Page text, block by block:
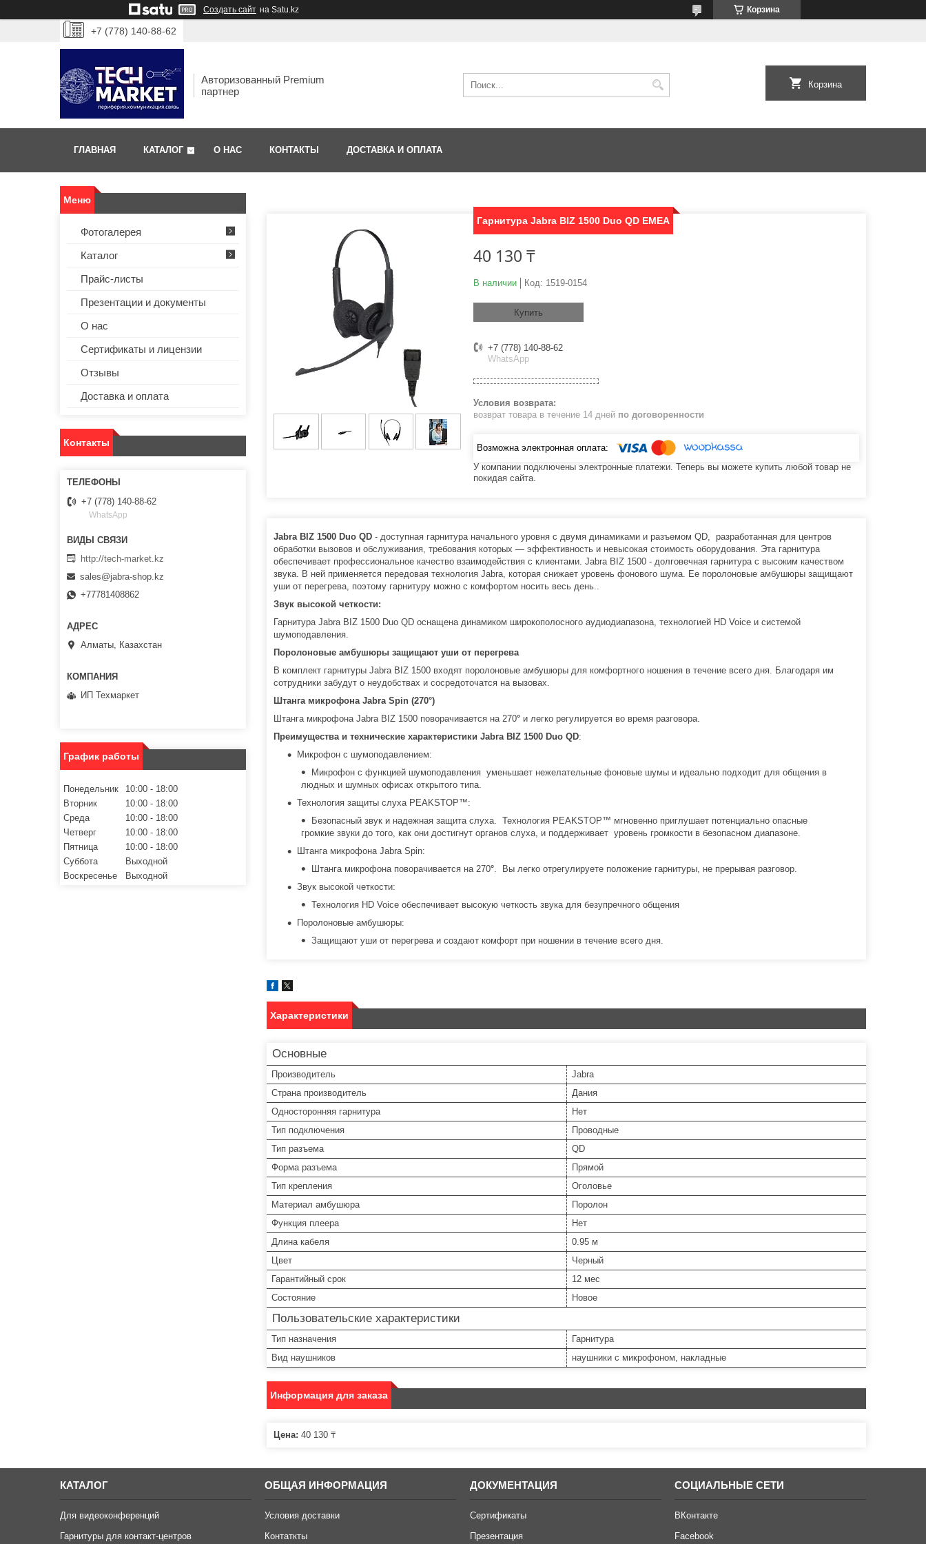
Создать сайт на Satu.kz Корзина
+7 (778) 140-88-62
Авторизованный Premium
партнер
Корзина
ГЛАВНАЯ КАТАЛОГ О НАС КОНТАКТЫ ДОСТАВКА И ОПЛАТА
Гарнитура Jabra BIZ 1500 Duo QD EMEA
40 130 ₸
В наличии Код: 1519-0154
Купить
+7 (778) 140-88-62
WhatsApp
возврат товара в течение 14 дней по договоренности
У компании подключены электронные платежи. Теперь вы можете купить любой товар не
покидая сайта.
Jabra BIZ 1500 Duo QD - доступная гарнитура начального уровня с двумя динамиками и разъемом QD, разработанная для центров
обработки вызовов и обслуживания, требования которых — эффективность и невысокая стоимость оборудования. Эта гарнитура
обеспечивает профессиональное качество взаимодействия с клиентами. Jabra BIZ 1500 - долговечная гарнитура с высоким качеством
звука. В ней применяется передовая технология Jabra, которая снижает уровень фонового шума. Ее поролоновые амбушюры защищают
уши от перегрева, поэтому гарнитуру можно с комфортом носить весь день..
Звук высокой четкости:
Гарнитура Jabra BIZ 1500 Duo QD оснащена динамиком широкополосного аудиодиапазона, технологией HD Voice и системой
шумоподавления.
Поролоновые амбушюры защищают уши от перегрева
В комплект гарнитуры Jabra BIZ 1500 входят поролоновые амбушюры для комфортного ношения в течение всего дня. Благодаря им
сотрудники забудут о неудобствах и сосредоточатся на вызовах.
Штанга микрофона Jabra Spin (270°)
Штанга микрофона Jabra BIZ 1500 поворачивается на 270° и легко регулируется во время разговора.
Преимущества и технические характеристики Jabra BIZ 1500 Duo QD:
Микрофон с шумоподавлением:
Микрофон с функцией шумоподавления уменьшает нежелательные фоновые шумы и идеально подходит для общения в
людных и шумных офисах открытого типа.
Технология защиты слуха PEAKSTOP™:
Безопасный звук и надежная защита слуха. Технология PEAKSTOP™ мгновенно приглушает потенциально опасные
громкие звуки до того, как они достигнут органов слуха, и поддерживает уровень громкости в безопасном диапазоне.
Штанга микрофона Jabra Spin:
Штанга микрофона поворачивается на 270° . Вы легко отрегулируете положение гарнитуры, не прерывая разговор.
Звук высокой четкости:
Технология HD Voice обеспечивает высокую четкость звука для безупречного общения
Поролоновые амбушюры:
Защищают уши от перегрева и создают комфорт при ношении в течение всего дня.
Характеристики
Основные
Производитель
Jabra
Страна производитель
Дания
Односторонняя гарнитура
Нет
Тип подключения
Проводные
Тип разъема
QD
Форма разъема
Прямой
Тип крепления
Оголовье
Материал амбушюра
Поролон
Функция плеера
Нет
Длина кабеля
0.95 м
Цвет
Черный
Гарантийный срок
12 мес
Состояние
Новое
Пользовательские характеристики
Тип назначения
Гарнитура
Вид наушников
наушники с микрофоном, накладные
Информация для заказа
Цена: 40 130 ₸
Фотогалерея
Каталог
Прайс-листы
Презентации и документы
О нас
Сертификаты и лицензии
Отзывы
Доставка и оплата
Контакты
+7 (778) 140-88-62
WhatsApp
http://tech-market.kz
sales@jabra-shop.kz
+77781408862
Алматы, Казахстан
ИП Техмаркет
График работы
Понедельник 10:00
18:00
Вторник
10:00
18:00
Среда
10:00
18:00
Четверг
10:00
18:00
Пятница
10:00
18:00
Суббота
Выходной
Воскресенье
Выходной
КАТАЛОГ
Для видеоконференций
Гарнитуры для контакт-центров
ОБЩАЯ ИНФОРМАЦИЯ
Условия доставки
Контаткты
ДОКУМЕНТАЦИЯ
Сертификаты
Презентация
СОЦИАЛЬНЫЕ СЕТИ
ВКонтакте
Facebook